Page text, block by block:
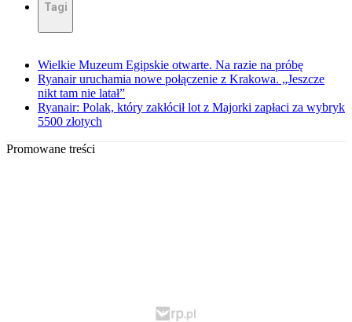
Tagi
Wielkie Muzeum Egipskie otwarte. Na razie na próbę
Ryanair uruchamia nowe połączenie z Krakowa. „Jeszcze
nikt tam nie latał”
Ryanair: Polak, który zakłócił lot z Majorki zapłaci za wybryk
5500 złotych
Promowane treści